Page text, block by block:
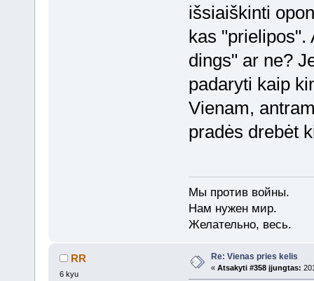
išsiaiškinti
kas "prielipos".
dings" ar ne?
padaryti kaip
Vienam,
pradės drebėt
Мы против войны.
Нам нужен мир.
Желательно, весь.
RR
6 kyu
Re: Vienas pries kelis
« Atsakyti #358 įjungtas: